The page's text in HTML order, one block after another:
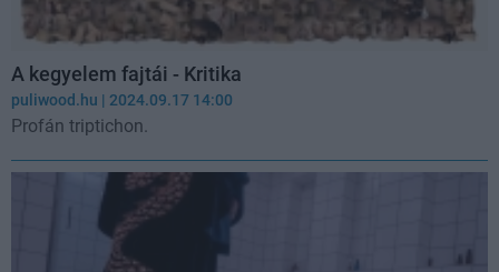
A kegyelem fajtái - Kritika
puliwood.hu | 2024.09.17 14:00
Profán triptichon.